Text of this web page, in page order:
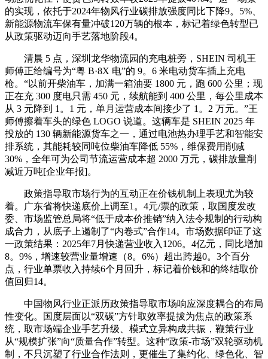
的实现，依托于2024年物风行业碳排放强度同比下降9。5%、
新能源物流车保有量冲破120万辆的根本，标记着绿色转型已
从政策驱动迈向手艺落地阶段4。
清晨 5 点，深圳龙华物流园的充电桩旁，SHEIN 司机王
师傅正给编号为“粤 B·8X 电”的 9。6 米电动货车插上充电
枪。“以前开柴油车，加满一箱油要 1800 元，跑 600 公里；现
正在充 300 度电只需 450 元，续航能到 400 公里，每公里成本
从 3 元降到 1。1 元，单月运营成本间接少了 1。2 万元。”王
师傅擦着车头的绿色 LOGO 说道。这辆车是 SHEIN 2025 年
投放的 130 辆新能源货车之一，通过电池热办理手艺和智能安
排系统，其能耗较同吨位柴油车降低 55%，维保费用削减
30%，全年可为公司节流运营成本超 2000 万元，碳排放量削
减近万吨[企业年报]。
政策指导取市场行为的互动正在价钱机制上表现尤为较
着。广东省将快递底价上调至1。4元/票的政策，取国度发改
委、市场监管总局将“低于成本价推销”纳入法令规制的行动构
成合力，从底子上遏制了“内卷式”合作14。市场数据印证了这
一政策结果：2025年7月快递营业收入1206。4亿元，同比增加
8。9%，增速较营业量增速（8。6%）超出跨越0。3个百分
点，行业单票收入持续6个月回升，标记着价钱和的终结取价
值回归14。
中国物风行业正派历政策指导取市场响应深度耦合的布局
性变化。国度层面以“双碳”方针取效率提拔为焦点的政策系
统，取市场端企业手艺升级、模式立异构成共振，鞭策行业
从“规模扩张”向“质量合作”转型。这种“政策-市场”双轮驱动机
制，不只沉塑了行业合作法则，更催生了集约化、绿色化、智